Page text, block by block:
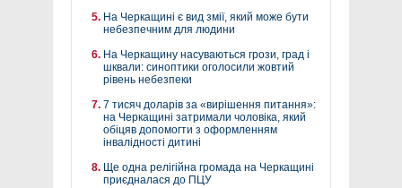
На Черкащині є вид змії, який може бути
небезпечним для людини
На Черкащину насуваються грози, град і
шквали: синоптики оголосили жовтий
рівень небезпеки
7 тисяч доларів за «вирішення питання»:
на Черкащині затримали чоловіка, який
обіцяв допомогти з оформленням
інвалідності дитині
Ще одна релігійна громада на Черкащині
приєдналася до ПЦУ